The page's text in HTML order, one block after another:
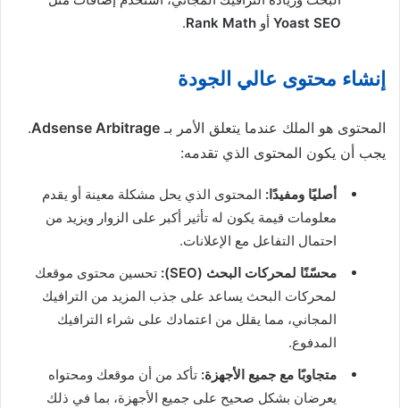
Yoast SEO أو Rank Math
.
إنشاء محتوى عالي الجودة
المحتوى هو الملك عندما يتعلق الأمر بـ Adsense Arbitrage
.
يجب أن يكون المحتوى الذي تقدمه:
أصليًا ومفيدًا: المحتوى الذي يحل مشكلة معينة أو يقدم
معلومات قيمة يكون له تأثير أكبر على الزوار ويزيد من
احتمال التفاعل مع الإعلانات.
محسّنًا لمحركات البحث (SEO):
تحسين محتوى موقعك
لمحركات البحث يساعد على جذب المزيد من الترافيك
المجاني، مما يقلل من اعتمادك على شراء الترافيك
المدفوع.
متجاوبًا مع جميع الأجهزة: تأكد من أن موقعك ومحتواه
يعرضان بشكل صحيح على جميع الأجهزة، بما في ذلك